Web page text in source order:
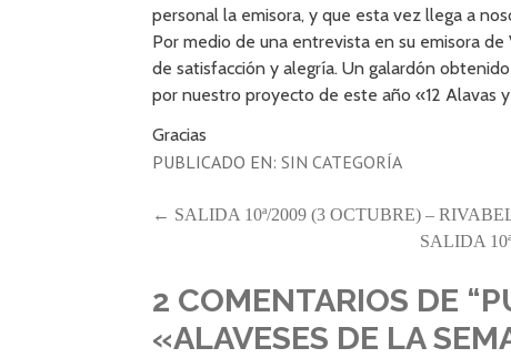
personal la emisora, y que esta vez llega a
Por medio de una entrevista en su emisora
de satisfacción y alegría. Un galardón
por nuestro proyecto de este año «12 Alavas
Gracias
PUBLICADO EN:SIN CATEGORÍA
NAVEGACIÓN
ENTRADAS
← SALIDA 10ª/2009 (3 OCTUBRE) –
SALIDA
2 COMENTARIOS DE
«ALAVESES DE LA